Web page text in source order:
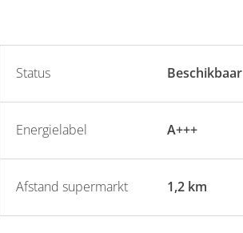
Status Beschikbaar
Energielabel A+++
Afstand supermarkt 1,2 km